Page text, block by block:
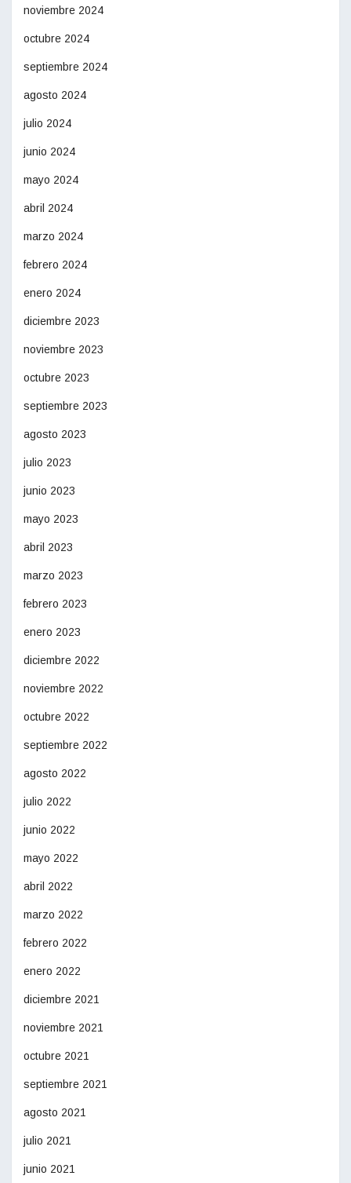
noviembre 2024
octubre 2024
septiembre 2024
agosto 2024
julio 2024
junio 2024
mayo 2024
abril 2024
marzo 2024
febrero 2024
enero 2024
diciembre 2023
noviembre 2023
octubre 2023
septiembre 2023
agosto 2023
julio 2023
junio 2023
mayo 2023
abril 2023
marzo 2023
febrero 2023
enero 2023
diciembre 2022
noviembre 2022
octubre 2022
septiembre 2022
agosto 2022
julio 2022
junio 2022
mayo 2022
abril 2022
marzo 2022
febrero 2022
enero 2022
diciembre 2021
noviembre 2021
octubre 2021
septiembre 2021
agosto 2021
julio 2021
junio 2021